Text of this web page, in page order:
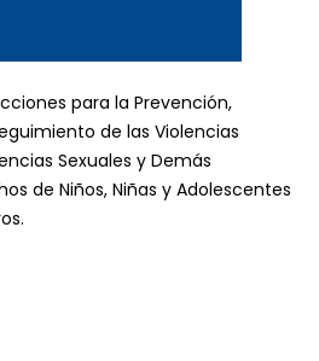
para la Prevención,
de las Violencias
Sexuales y Demás
de Niños, Niñas y Adolescentes